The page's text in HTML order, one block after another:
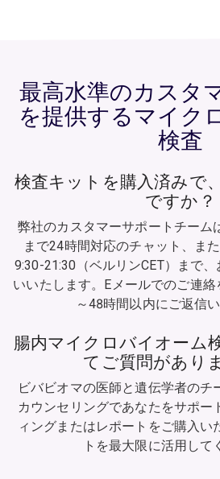
最高水準のカスタ
を提供するマイク
検査
検査キットを購入済みで
ですか？
弊社のカスタマーサポートチーム
まで24時間対応のチャット、ま
9:30-21:30（ベルリンCET）まで
いいたします。Eメールでのご連
～48時間以内にご返信い
腸内マイクロバイオーム
てご質問があり
ビバビオマの医師と遺伝学者のチ
カウンセリングであなたをサポー
ィングまたはレポートをご購入い
トを最大限に活用して